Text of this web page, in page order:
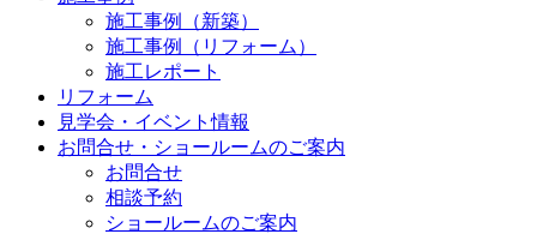
施工事例（新築）
施工事例（リフォーム）
施工レポート
リフォーム
見学会・イベント情報
お問合せ・ショールームのご案内
お問合せ
相談予約
ショールームのご案内